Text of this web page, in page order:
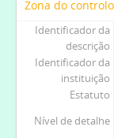
Zona do
Identificador da
descrição
Identificador da
instituição
Estatuto
Nível de detalhe